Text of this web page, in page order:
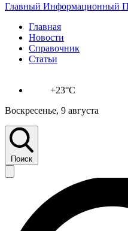
Главный Информационный
Главная
Новости
Справочник
Статьи
+23°C
Воскресенье, 9 августа
Поиск